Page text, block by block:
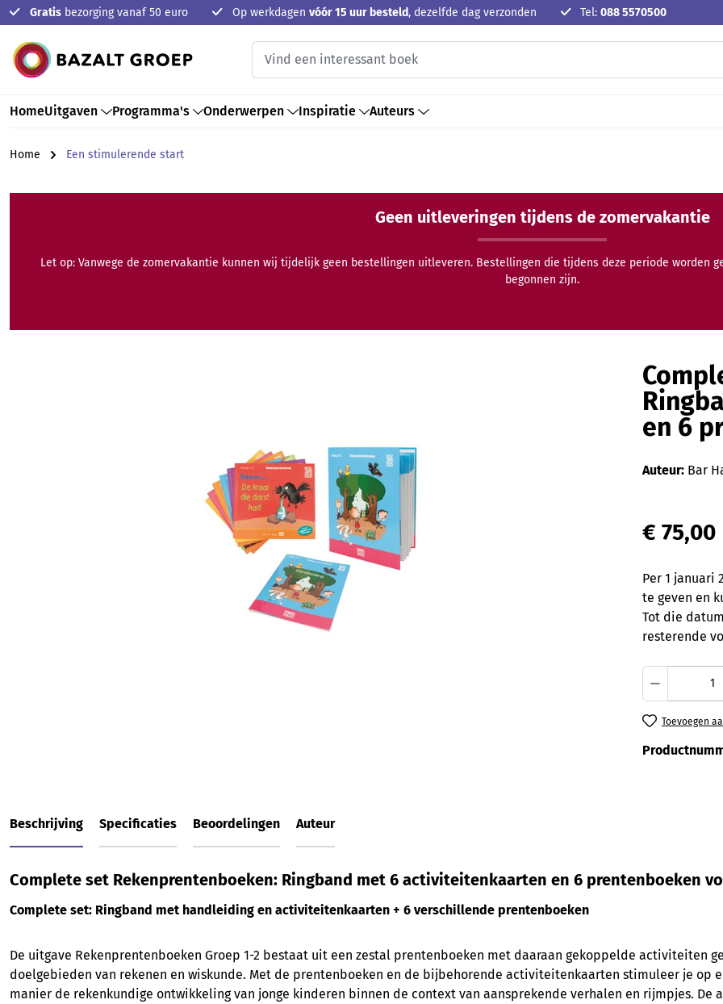
Ga naar de hoofdnavigatie
Gratisbezorging vanaf 50 euro Op werkdagen vóór 15 uur besteld, dezelfde dag verzonden Tel:088 5570500
HomeUitgaven Programma's Onderwerpen Inspiratie Auteurs
Home Een stimulerende start
Geen uitleveringen tijdens de zomervakantie
Let op: Vanwege de zomervakantie kunnen wij tijdelijk geen bestellingen uitleveren. Bestellingen die tijdens deze periode worden
begonnen zijn.
en 6
Auteur: Bar
€ 75,00
Per 1 januari
te geven en
Tot die
resterende
Toevoegen
Beschrijving Specificaties Beoordelingen Auteur
Complete set Rekenprentenboeken: Ringband met 6 activiteitenkaarten en 6 prentenboeken
Complete set: Ringband met handleiding en activiteitenkaarten + 6 verschillende prentenboeken
De uitgave Rekenprentenboeken Groep 1-2 bestaat uit een zestal prentenboeken met daaraan gekoppelde activiteiten
doelgebieden van rekenen en wiskunde. Met de prentenboeken en de bijbehorende activiteitenkaarten stimuleer je op
manier de rekenkundige ontwikkeling van jonge kinderen binnen de context van aansprekende verhalen en rijmpjes. De